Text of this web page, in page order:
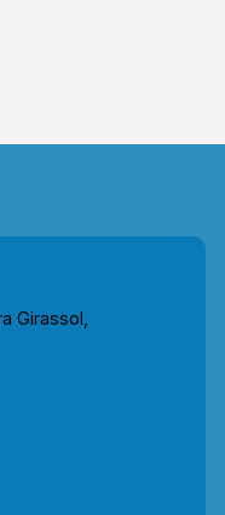
Antônio Berni,
Vieira de
fácil acesso à
com escolas,
e
WhatsApp
Girassol,